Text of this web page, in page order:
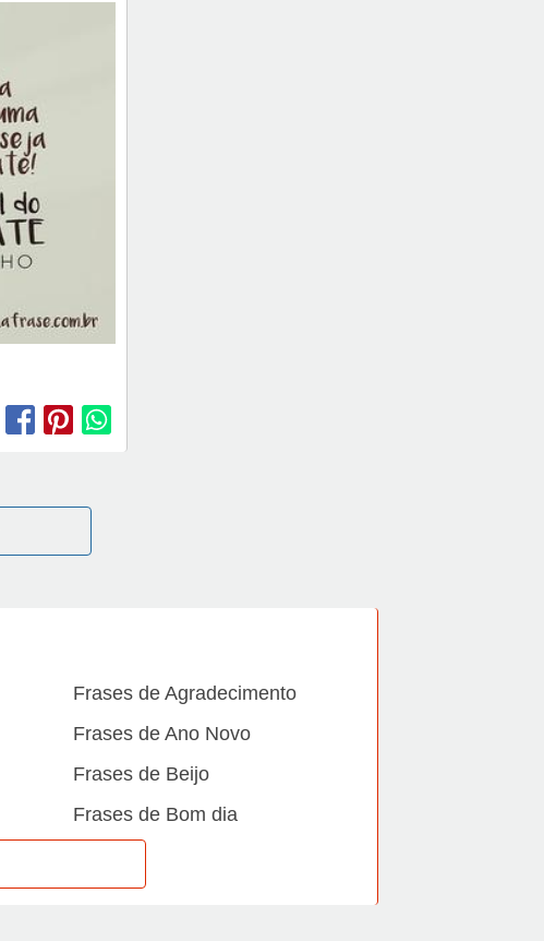
Frases de Agradecimento
Frases de Ano Novo
Frases de Beijo
Frases de Bom dia
Frases de Dia Internacional